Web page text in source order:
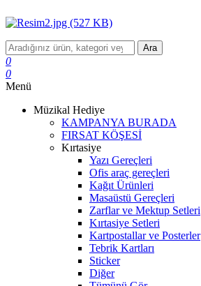
Ara
0
0
Menü
Müzikal Hediye
KAMPANYA BURADA
FIRSAT KÖŞESİ
Kırtasiye
Yazı Gereçleri
Ofis araç gereçleri
Kağıt Ürünleri
Masaüstü Gereçleri
Zarflar ve Mektup Setleri
Kırtasiye Setleri
Kartpostallar ve Posterler
Tebrik Kartları
Sticker
Diğer